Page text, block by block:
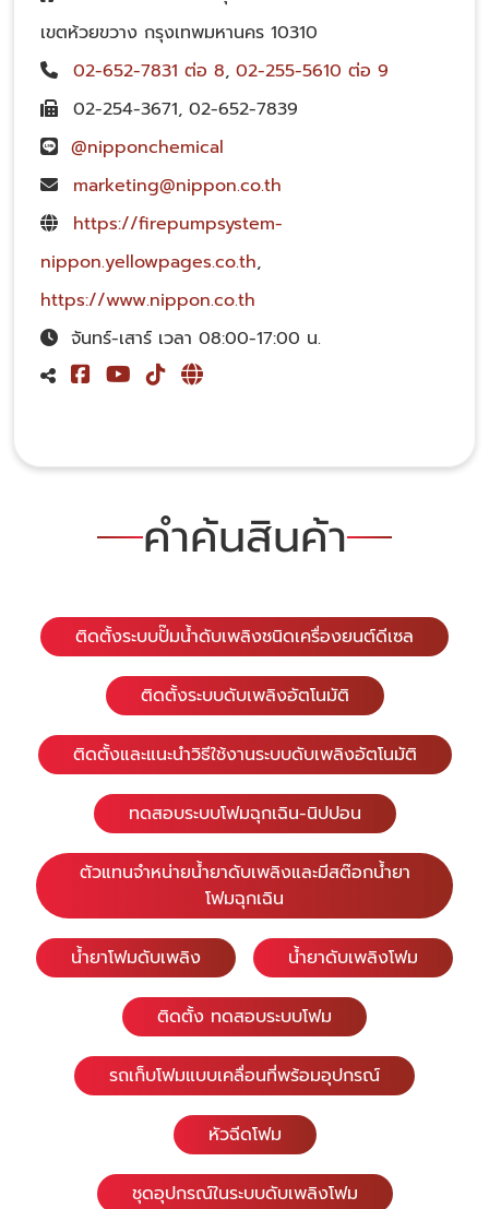
เขตห้วยขวาง กรุงเทพมหานคร 10310
02-652-7831 ต่อ 8, 02-255-5610 ต่อ 9
02-254-3671, 02-652-7839
@nipponchemical
marketing@nippon.co.th
https://firepumpsystem-
nippon.yellowpages.co.th,
https://www.nippon.co.th
จันทร์-เสาร์ เวลา 08:00-17:00 น.
คำค้นสินค้า
ติดตั้งระบบปั๊มน้ำดับเพลิงชนิดเครื่องยนต์ดีเซล
ติดตั้งระบบดับเพลิงอัตโนมัติ
ติดตั้งและแนะนำวิธีใช้งานระบบดับเพลิงอัตโนมัติ
ทดสอบระบบโฟมฉุกเฉิน-นิปปอน
ตัวแทนจำหน่ายน้ำยาดับเพลิงและมีสต๊อกน้ำยา
โฟมฉุกเฉิน
น้ำยาโฟมดับเพลิง น้ำยาดับเพลิงโฟม
ติดตั้ง ทดสอบระบบโฟม
รถเก็บโฟมแบบเคลื่อนที่พร้อมอุปกรณ์
หัวฉีดโฟม
ชุดอุปกรณ์ในระบบดับเพลิงโฟม